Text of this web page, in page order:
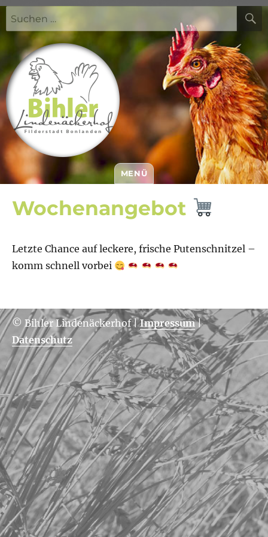
Suchen
nach:
Bihler Lindenäckerhof
MENÜ
Wochenangebot
Letzte Chance auf leckere, frische Putenschnitzel –
komm schnell vorbei
© Bihler Lindenäckerhof|Impressum|
Datenschutz